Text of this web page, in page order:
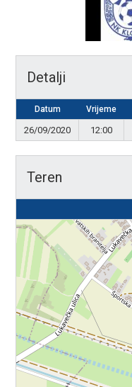
Detalji
Datum Vrijeme
26/09/2020 12:00
Teren